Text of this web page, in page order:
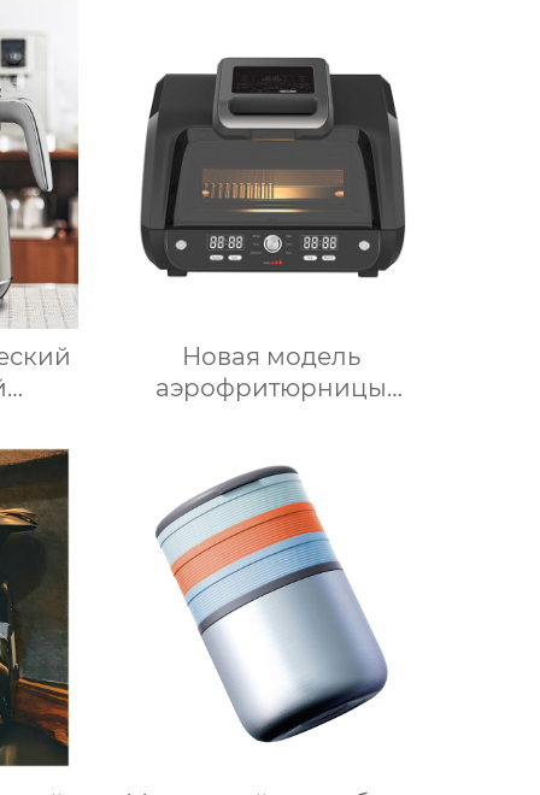
корпус из матовой
нержавеющей стали,
домашний пароварочный
аппарат для молока
Новая модель
аэрофритюрницы
и 12 предустановленными
функциями Духовка
Электрическая
интеллектуальная
воздушная фритюрница
Хрустящий Готовит без
масла